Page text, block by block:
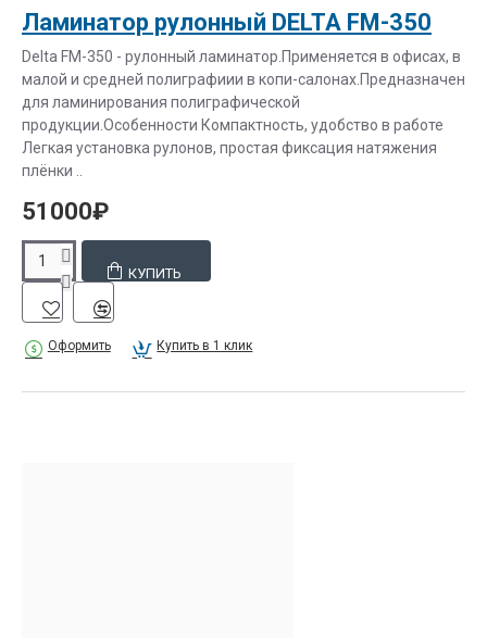
Ламинатор рулонный DELTA FM-350
Delta FM-350 - рулонный ламинатор.Применяется в офисах, в
малой и средней полиграфиии в копи-салонах.Предназначен
для ламинирования полиграфической
продукции.Особенности Компактность, удобство в работе
Легкая установка рулонов, простая фиксация натяжения
плёнки ..
51000₽
КУПИТЬ
Оформить Купить в 1 клик